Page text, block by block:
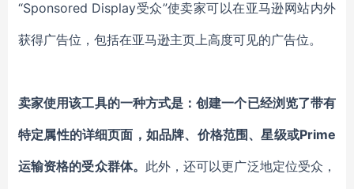
“Sponsored Display受众”使卖家可以在亚马逊网站内外
获得广告位，包括在亚马逊主页上高度可见的广告位。
卖家使用该工具的一种方式是：创建一个已经浏览了带有
特定属性的详细页面，如品牌、价格范围、星级或Prime
运输资格的受众群体。 此外，还可以更广泛地定位受众，